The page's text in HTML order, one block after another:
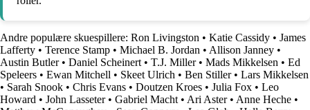
Andre populære skuespillere: Ron Livingston • Katie Cassidy • James
Lafferty • Terence Stamp • Michael B. Jordan • Allison Janney •
Austin Butler• Daniel Scheinert • T.J. Miller• Mads Mikkelsen • Ed
Speleers • Ewan Mitchell • Skeet Ulrich • Ben Stiller• Lars Mikkelsen
• Sarah Snook • Chris Evans • Doutzen Kroes • Julia Fox • Leo
Howard • John Lasseter• Gabriel Macht • Ari Aster• Anne Heche •